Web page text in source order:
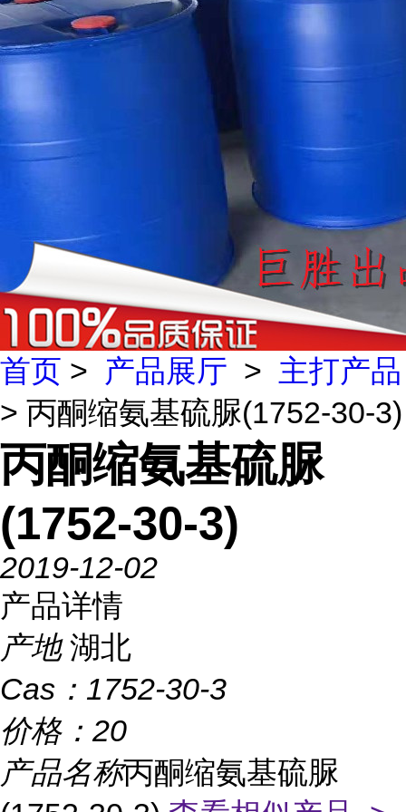
首页 > 产品展厅 > 主打产品
> 丙酮缩氨基硫脲(1752-30-3)
丙酮缩氨基硫脲
(1752-30-3)
2019-12-02
产品详情
产地 湖北
Cas： 1752-30-3
价格： 20
产品名称丙酮缩氨基硫脲